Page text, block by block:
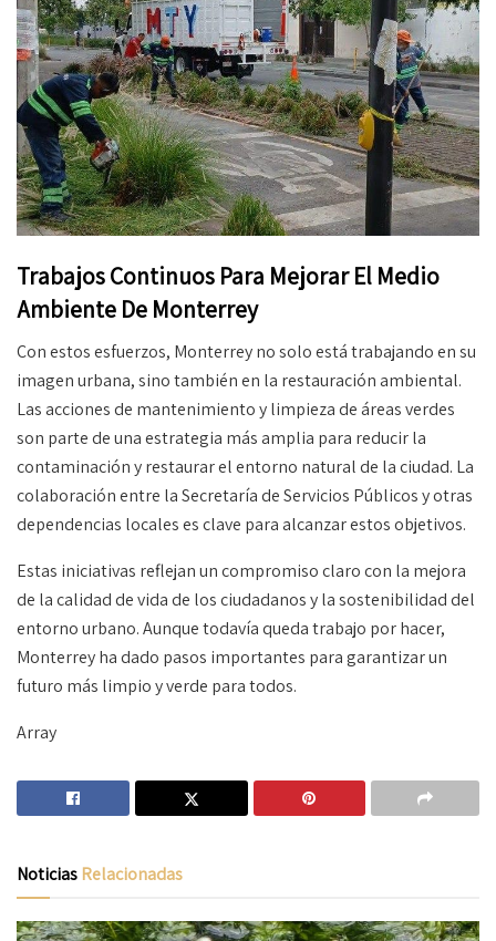
Trabajos Continuos Para Mejorar El Medio
Ambiente De Monterrey
Con estos esfuerzos, Monterrey no solo está trabajando en su
imagen urbana, sino también en la restauración ambiental.
Las acciones de mantenimiento y limpieza de áreas verdes
son parte de una estrategia más amplia para reducir la
contaminación y restaurar el entorno natural de la ciudad. La
colaboración entre la Secretaría de Servicios Públicos y otras
dependencias locales es clave para alcanzar estos objetivos.
Estas iniciativas reflejan un compromiso claro con la mejora
de la calidad de vida de los ciudadanos y la sostenibilidad del
entorno urbano. Aunque todavía queda trabajo por hacer,
Monterrey ha dado pasos importantes para garantizar un
futuro más limpio y verde para todos.
Array
NoticiasRelacionadas